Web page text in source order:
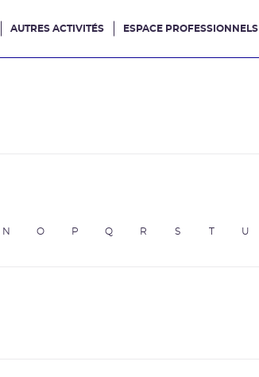
AUTRES ACTIVITÉS ESPACE PROFESSIONNELS
N O P Q R S T U